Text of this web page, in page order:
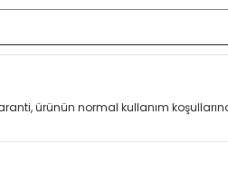
ürünün normal kullanım